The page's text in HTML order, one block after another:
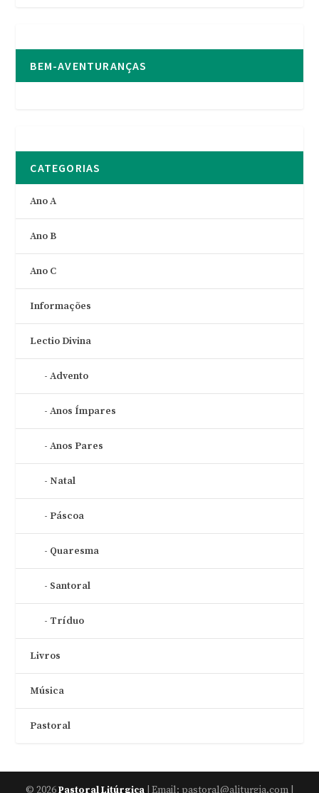
BEM-AVENTURANÇAS
CATEGORIAS
Ano A
Ano B
Ano C
Informações
Lectio Divina
Advento
Anos Ímpares
Anos Pares
Natal
Páscoa
Quaresma
Santoral
Tríduo
Livros
Música
Pastoral
© 2026Pastoral Litúrgica | Email: pastoral@aliturgia.com |